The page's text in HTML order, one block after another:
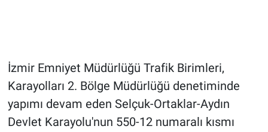
İzmir Emniyet Müdürlüğü Trafik Birimleri,
Karayolları 2. Bölge Müdürlüğü denetiminde
yapımı devam eden Selçuk-Ortaklar-Aydın
Devlet Karayolu'nun 550-12 numaralı kısmı